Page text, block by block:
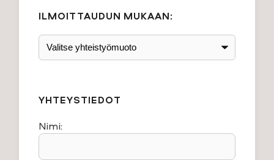
ILMOITTAUDUN MUKAAN:
YHTEYSTIEDOT
Nimi: